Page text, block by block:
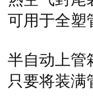
可用于全塑
半自动上管
只要将装满